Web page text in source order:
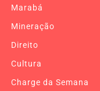
Marabá
Mineração
Direito
Cultura
Charge da Semana